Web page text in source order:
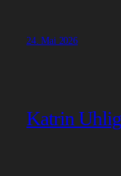
24. Mai 2026
Katrin